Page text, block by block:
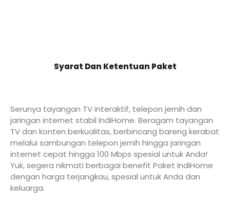
Syarat Dan Ketentuan Paket
Serunya tayangan TV interaktif, telepon jernih dan
jaringan internet stabil IndiHome. Beragam tayangan
TV dan konten berkualitas, berbincang bareng kerabat
melalui sambungan telepon jernih hingga jaringan
internet cepat hingga 100 Mbps spesial untuk Anda!
Yuk, segera nikmati berbagai benefit Paket IndiHome
dengan harga terjangkau, spesial untuk Anda dan
keluarga.